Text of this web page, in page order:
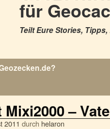
für
Teilt Eure Stories,
–
2011 durch helaron